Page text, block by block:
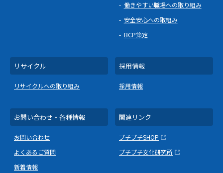
働きやすい職場への取り組み
安全安心への取組み
BCP策定
リサイクル
リサイクルへの取り組み
採用情報
採用情報
お問い合わせ・各種情報
お問い合わせ
よくあるご質問
新着情報
関連リンク
プチプチSHOP
プチプチ文化研究所